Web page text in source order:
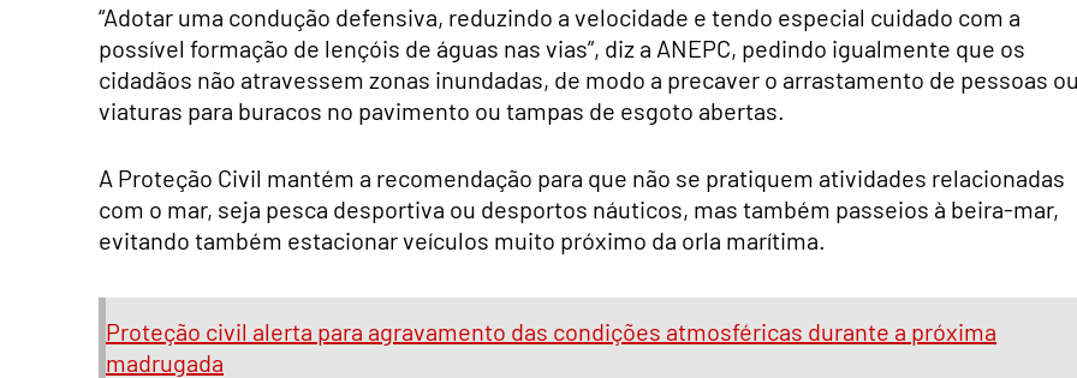
“Adotar uma condução defensiva, reduzindo a velocidade e tendo especial cuidado com a
possível formação de lençóis de águas nas vias”, diz a ANEPC, pedindo igualmente que os
cidadãos não atravessem zonas inundadas, de modo a precaver o arrastamento de pessoas
viaturas para buracos no pavimento ou tampas de esgoto abertas.
A Proteção Civil mantém a recomendação para que não se pratiquem atividades relacionadas
com o mar, seja pesca desportiva ou desportos náuticos, mas também passeios à beira-mar,
evitando também estacionar veículos muito próximo da orla marítima.
Proteção civil alerta para agravamento das condições atmosféricas durante a próxima
madrugada